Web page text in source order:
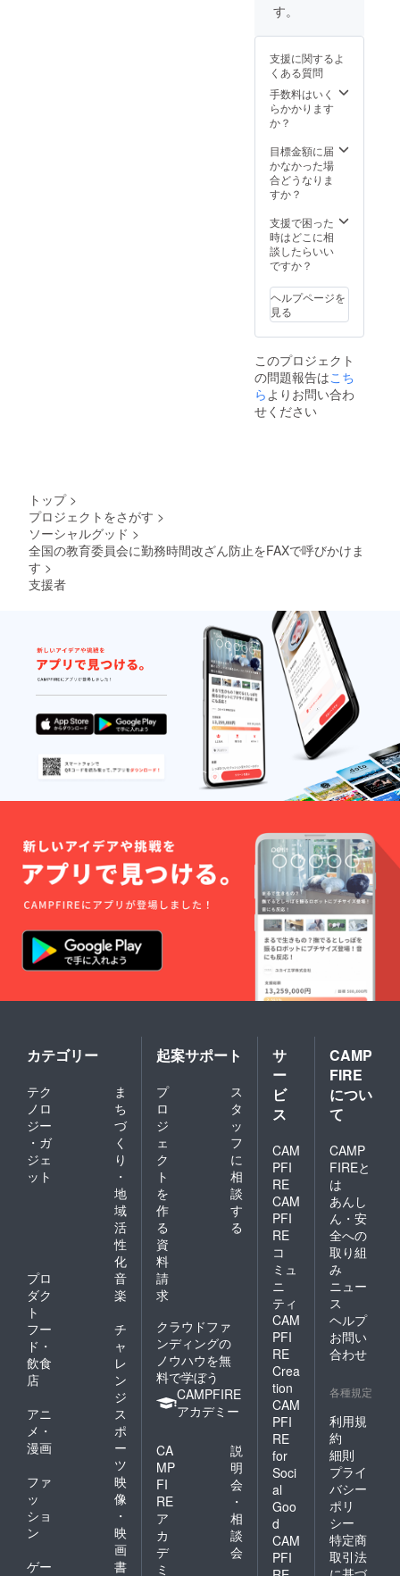
メッセージ
を文部科学
省担当者に
直接手渡し
ます。
す。
支援に関するよ
くある質問
手数料はいく
らかかります
か？
目標金額に届
かなかった場
合どうなりま
すか？
支援で困った
時はどこに相
談したらいい
ですか？
ヘルプページを
見る
このプロジェクト
の問題報告はこち
ら よりお問い合わ
せください
トップ >
プロジェクトをさがす >
ソーシャルグッド >
全国の教育委員会に勤務時間改ざん防止をFAXで呼びかけま
す >
支援者
カテゴリー
テク
ノロ
ジー
・ガ
ジェ
ット
ま
ち
づ
く
り
・
地
域
活
性
化
プロ
ダク
ト
音
楽
フー
ド・
飲食
店
チ
ャ
レ
ン
ジ
アニ
メ・
漫画
ス
ポ
ー
ツ
ファ
ッ
ショ
ン
映
像
・
映
画
ゲー
書
起案サポート
プ
ロ
ジ
ェ
ク
ト
を
作
る
ス
タ
ッ
フ
に
相
談
す
る
資
料
請
求
クラウドファ
ンディングの
ノウハウを無
料で学ぼう
CAMPFIRE
アカデミー
CA
MP
FI
RE
ア
カ
デ
ミ
説
明
会
・
相
談
会
サ
ー
ビ
ス
CAM
PFI
RE
CAM
PFI
RE
コ
ミュ
ニ
ティ
CAM
PFI
RE
Crea
tion
CAM
PFI
RE
for
Soci
al
Goo
d
CAM
PFI
CAMP
FIRE
につい
て
CAMP
FIREと
は
あんし
ん・安
全への
取り組
み
ニュー
ス
ヘルプ
お問い
合わせ
各種規定
利用規
約
細則
プライ
バシー
ポリ
シー
特定商
取引法